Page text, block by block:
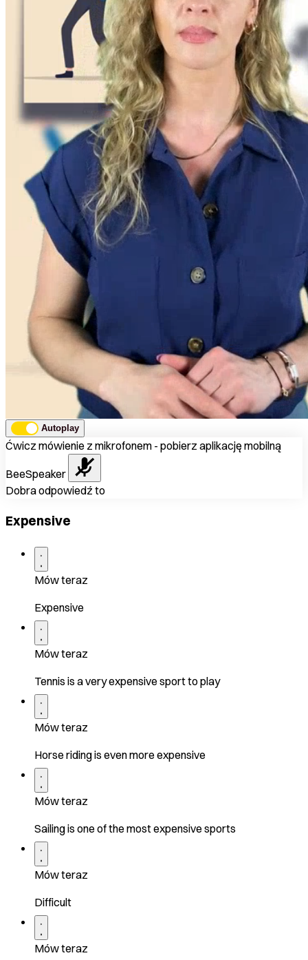
Autoplay
Ćwicz mówienie z mikrofonem - pobierz aplikację mobilną
BeeSpeaker
Dobra odpowiedź to
Expensive
Mów teraz
Expensive
Mów teraz
Tennis is a very expensive sport to play
Mów teraz
Horse riding is even more expensive
Mów teraz
Sailing is one of the most expensive sports
Mów teraz
Difficult
Mów teraz